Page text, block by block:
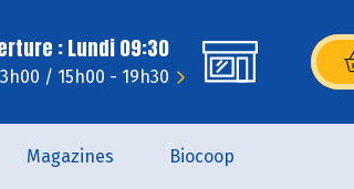
: Lundi 09:30
/ 15h00 - 19h30
Magazines Biocoop